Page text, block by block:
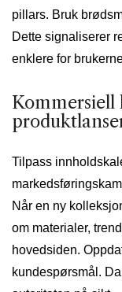
pillars. Bruk
Dette signaliserer
enklere for
Kommersiell
Tilpass
Når en ny
om materialer,
hovedsiden.
kundespørsmål.